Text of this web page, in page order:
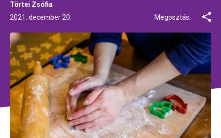
Törtei Zsófia
2021. december 20.
Megosztás: